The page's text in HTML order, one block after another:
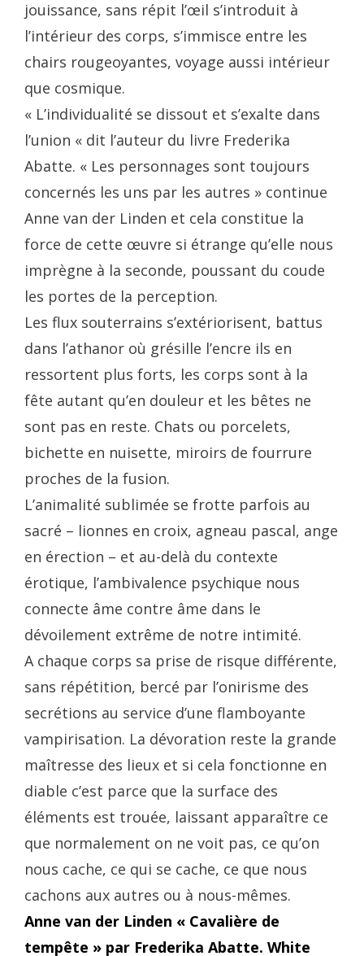
jouissance, sans répit l’œil s’introduit à
l’intérieur des corps, s’immisce entre les
chairs rougeoyantes, voyage aussi intérieur
que cosmique.
« L’individualité se dissout et s’exalte dans
l’union « dit l’auteur du livre Frederika
Abatte. « Les personnages sont toujours
concernés les uns par les autres » continue
Anne van der Linden et cela constitue la
force de cette œuvre si étrange qu’elle nous
imprègne à la seconde, poussant du coude
les portes de la perception.
Les flux souterrains s’extériorisent, battus
dans l’athanor où grésille l’encre ils en
ressortent plus forts, les corps sont à la
fête autant qu’en douleur et les bêtes ne
sont pas en reste. Chats ou porcelets,
bichette en nuisette, miroirs de fourrure
proches de la fusion.
L’animalité sublimée se frotte parfois au
sacré – lionnes en croix, agneau pascal, ange
en érection – et au-delà du contexte
érotique, l’ambivalence psychique nous
connecte âme contre âme dans le
dévoilement extrême de notre intimité.
A chaque corps sa prise de risque différente,
sans répétition, bercé par l’onirisme des
secrétions au service d’une flamboyante
vampirisation. La dévoration reste la grande
maîtresse des lieux et si cela fonctionne en
diable c’est parce que la surface des
éléments est trouée, laissant apparaître ce
que normalement on ne voit pas, ce qu’on
nous cache, ce qui se cache, ce que nous
cachons aux autres ou à nous-mêmes.
Anne van der Linden « Cavalière de
tempête » par Frederika Abatte. White